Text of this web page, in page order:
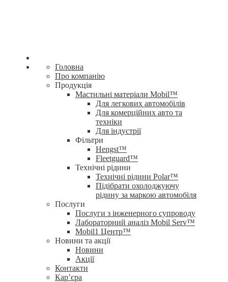
Головна
Про компанію
Продукція
Мастильні матеріали Mobil™
Для легкових автомобілів
Для комерційних авто та
техніки
Для індустрії
Фільтри
Hengst™
Fleetguard™
Технічні рідини
Технічні рідини Polar™
Підібрати охолоджуючу
рідину за маркою автомобіля
Послуги
Послуги з інженерного супроводу
Лабораторний аналіз Mobil Serv™
Mobil1 Центр™​
Новини та акції
Новини
Акції
Контакти
Кар’єра